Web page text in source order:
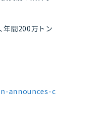
年間200万トン
announces-c